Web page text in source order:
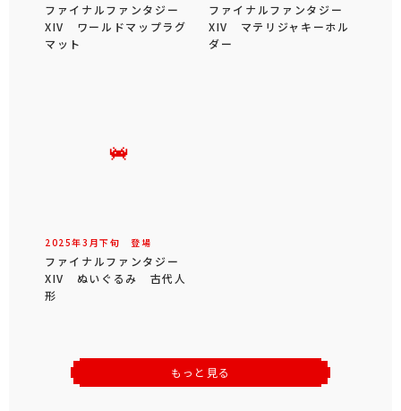
ファイナルファンタジー
XIV ワールドマップラグ
マット
ファイナルファンタジー
XIV マテリジャキーホル
ダー
2025年3 月下旬 登場
ファイナルファンタジー
XIV ぬいぐるみ 古代人
形
もっと見る